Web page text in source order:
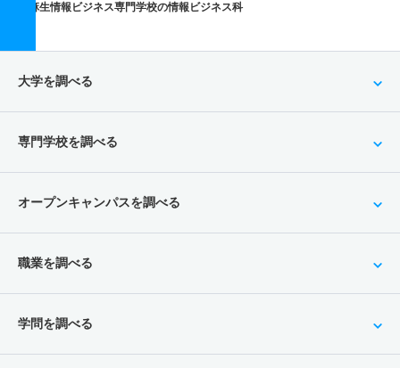
麻生情報ビジネス専門学校の情報ビジネス科
大学を調べる
専門学校を調べる
オープンキャンパスを調べる
職業を調べる
学問を調べる